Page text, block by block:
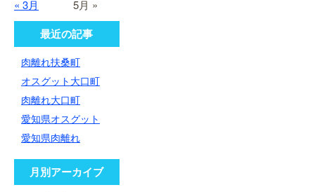
« 3月 5月 »
最近の記事
肉離れ扶桑町
オスグット大口町
肉離れ大口町
愛知県オスグット
愛知県肉離れ
月別アーカイブ